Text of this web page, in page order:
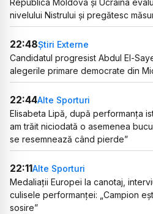
Republica Moldova și Ucraina
nivelului Nistrului și pregătesc
22:48Știri Externe
Candidatul progresist Abdul El-
alegerile primare democrate din
22:44Alte Sporturi
Elisabeta Lipă, după performanța
am trăit niciodată o asemenea
se resemnează când pierde”
22:11Alte Sporturi
Medaliații Europei la canotaj,
culisele performanței: „Campion
sosire”